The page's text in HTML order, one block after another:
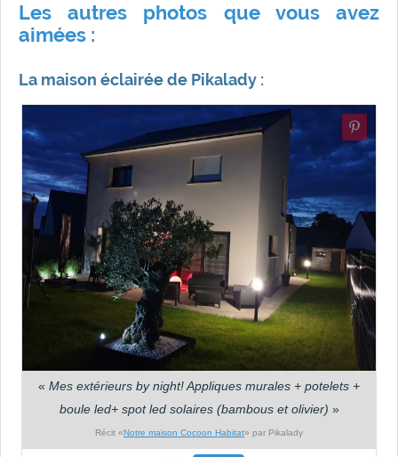
Les autres photos que vous avez
aimées :
La maison éclairée de Pikalady :
« Mes extérieurs by night! Appliques murales + potelets +
boule led+ spot led solaires (bambous et olivier) »
Récit «Notre maison Cocoon Habitat» par Pikalady